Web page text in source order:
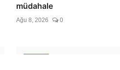
müdahale
Ağu 8, 2026 0